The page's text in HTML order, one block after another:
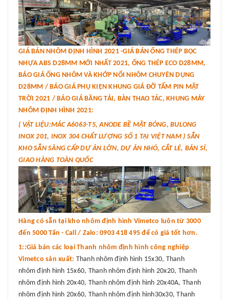
GIÁ BÁN NHÔM ĐỊNH HÌNH 2021 -GIÁ BÁN ỐNG THÉP BỌC
NHỰA ABS D28MM MỚI NHẤT 2021, ỐNG THÉP ECO D28MM,
BÁO GIÁ ỐNG NHÔM VÀ KHỚP NỐI NHÔM CHUYÊN DỤNG
D28MM / BÁO GIÁ PHỤ KIỆN KHUNG GIÁ ĐỠ TẤM PIN MẶT
TRỜI 2021 / BÁO GIÁ BĂNG TẢI, BÀN THAO TÁC, KHUNG MÁY
NHÔM ĐỊNH HÌNH 2021:
( VẬT LIỆU:MÁC A6063-T5, ANODE BỀ MẶT BÓNG, BULONG
INOX 201, INOX 304 CHẤT LƯỢNG SỐ 1 TẠI VIỆT NAM ) SẴN
KHO SẴN SÀNG CẤP DỰ ÁN LỚN, DỰ ÁN NHỎ, CẮT LẺ, BÁN SỈ,
GIAO HÀNG TOÀN QUỐC
Hàng có sẵn tại kho nhôm định hình Vimetco luôn từ 3000
đến 5000 Tấn - Call / Zalo: 0903 418 495 để có giá tốt hơn.
1::Giá bán các loại Thanh nhôm định hình công nghiệp
Vimetco sản xuất: Thanh nhôm định hình 15x30, Thanh
nhôm định hình 15x60, Thanh nhôm định hình 20x20, Thanh
nhôm định hình 20x40, Thanh nhôm định hình 20x40A, Thanh
nhôm định hình 20x60, Thanh nhôm định hình30x30, Thanh